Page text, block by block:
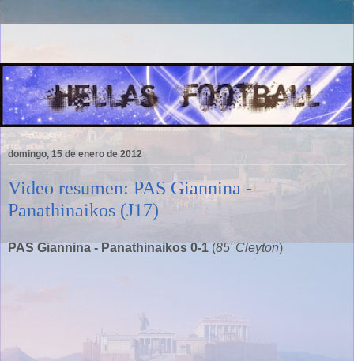
domingo, 15 de enero de 2012
Video resumen: PAS Giannina -
Panathinaikos (J17)
PAS Giannina - Panathinaikos 0-1 (85' Cleyton)